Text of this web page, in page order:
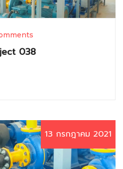
038
13 กรกฎาคม 2021